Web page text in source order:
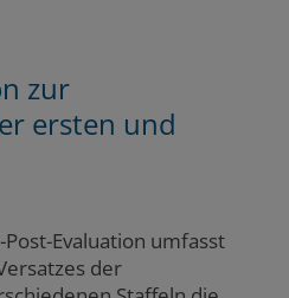
zur
ersten und
Evaluation umfasst
der